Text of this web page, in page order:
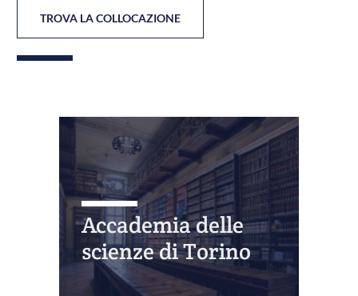
TROVA LA COLLOCAZIONE
Accademia delle
scienze di Torino